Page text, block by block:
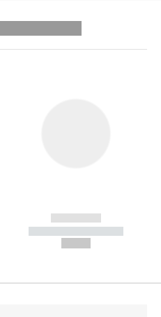
------------
----------- -----------